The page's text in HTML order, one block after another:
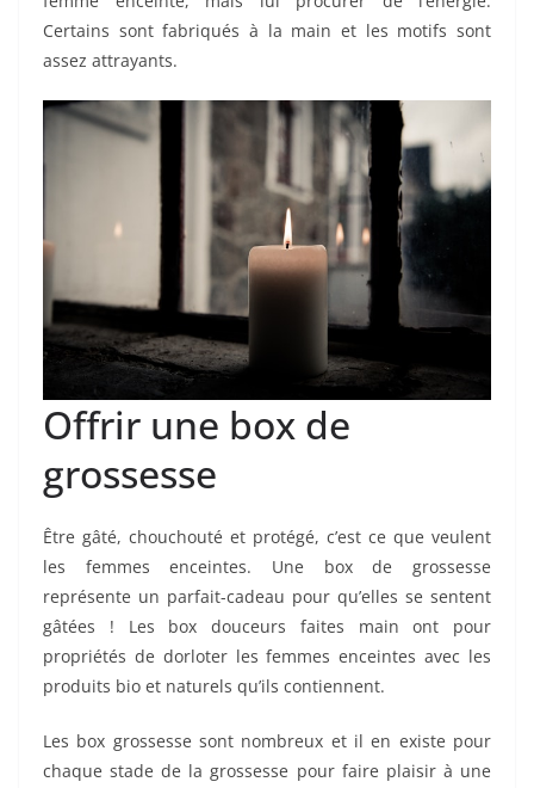
Certains sont fabriqués à la main et les motifs sont
assez attrayants.
Offrir une box de
grossesse
Être gâté, chouchouté et protégé, c’est ce que veulent
les femmes enceintes. Une box de grossesse
représente un parfait-cadeau pour qu’elles se sentent
gâtées ! Les box douceurs faites main ont pour
propriétés de dorloter les femmes enceintes avec les
produits bio et naturels qu’ils contiennent.
Les box grossesse sont nombreux et il en existe pour
chaque stade de la grossesse pour faire plaisir à une